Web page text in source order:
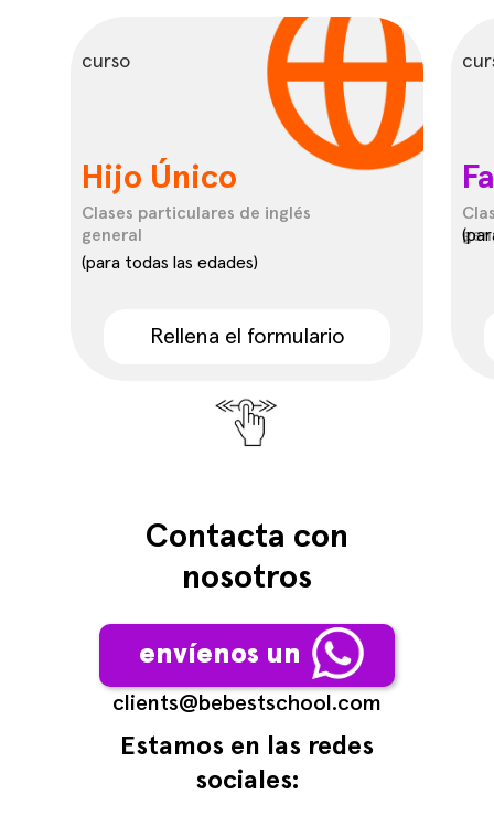
Hijo Único
Clases particulares de inglés
general
Rellena el formulario
curso
(para todas las edades)
Contacta con
nosotros
сlients@bebestschool.com
Estamos en las redes
sociales:
envíenos un